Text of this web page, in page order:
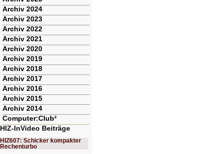
Archiv 2024
Archiv 2023
Archiv 2022
Archiv 2021
Archiv 2020
Archiv 2019
Archiv 2018
Archiv 2017
Archiv 2016
Archiv 2015
Archiv 2014
Computer:Club²
HIZ-InVideo Beiträge
HIZ607: Schicker kompakter
Rechenturbo